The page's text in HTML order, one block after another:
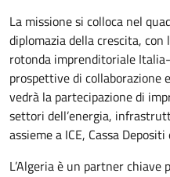
La missione si colloca nel
diplomazia della crescita, con
rotonda imprenditoriale
prospettive di collaborazione
vedrà la partecipazione di
settori dell’energia,
assieme a ICE, Cassa
L’Algeria è un partner chiave